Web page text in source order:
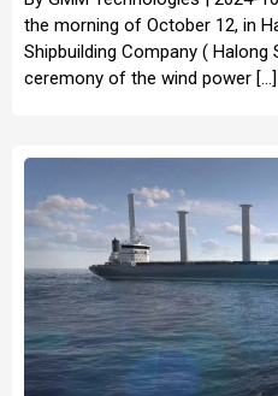
the morning of October 12, in
Shipbuilding Company ( Halong
ceremony of the wind power […]